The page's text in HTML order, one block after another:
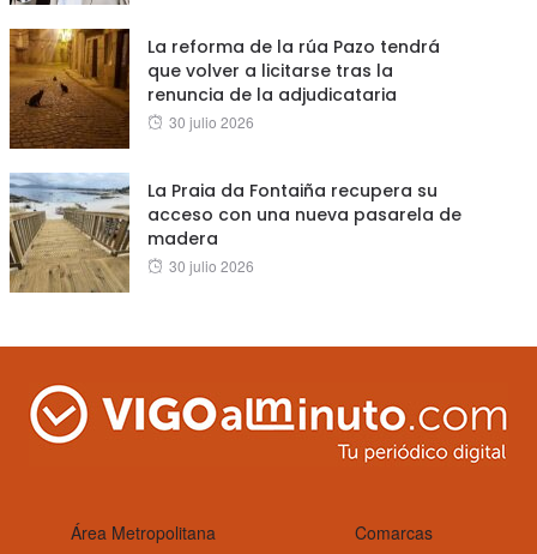
La reforma de la rúa Pazo tendrá
que volver a licitarse tras la
renuncia de la adjudicataria
Posted
30 julio 2026
La Praia da Fontaiña recupera su
acceso con una nueva pasarela de
madera
Posted
30 julio 2026
Área Metropolitana Comarcas